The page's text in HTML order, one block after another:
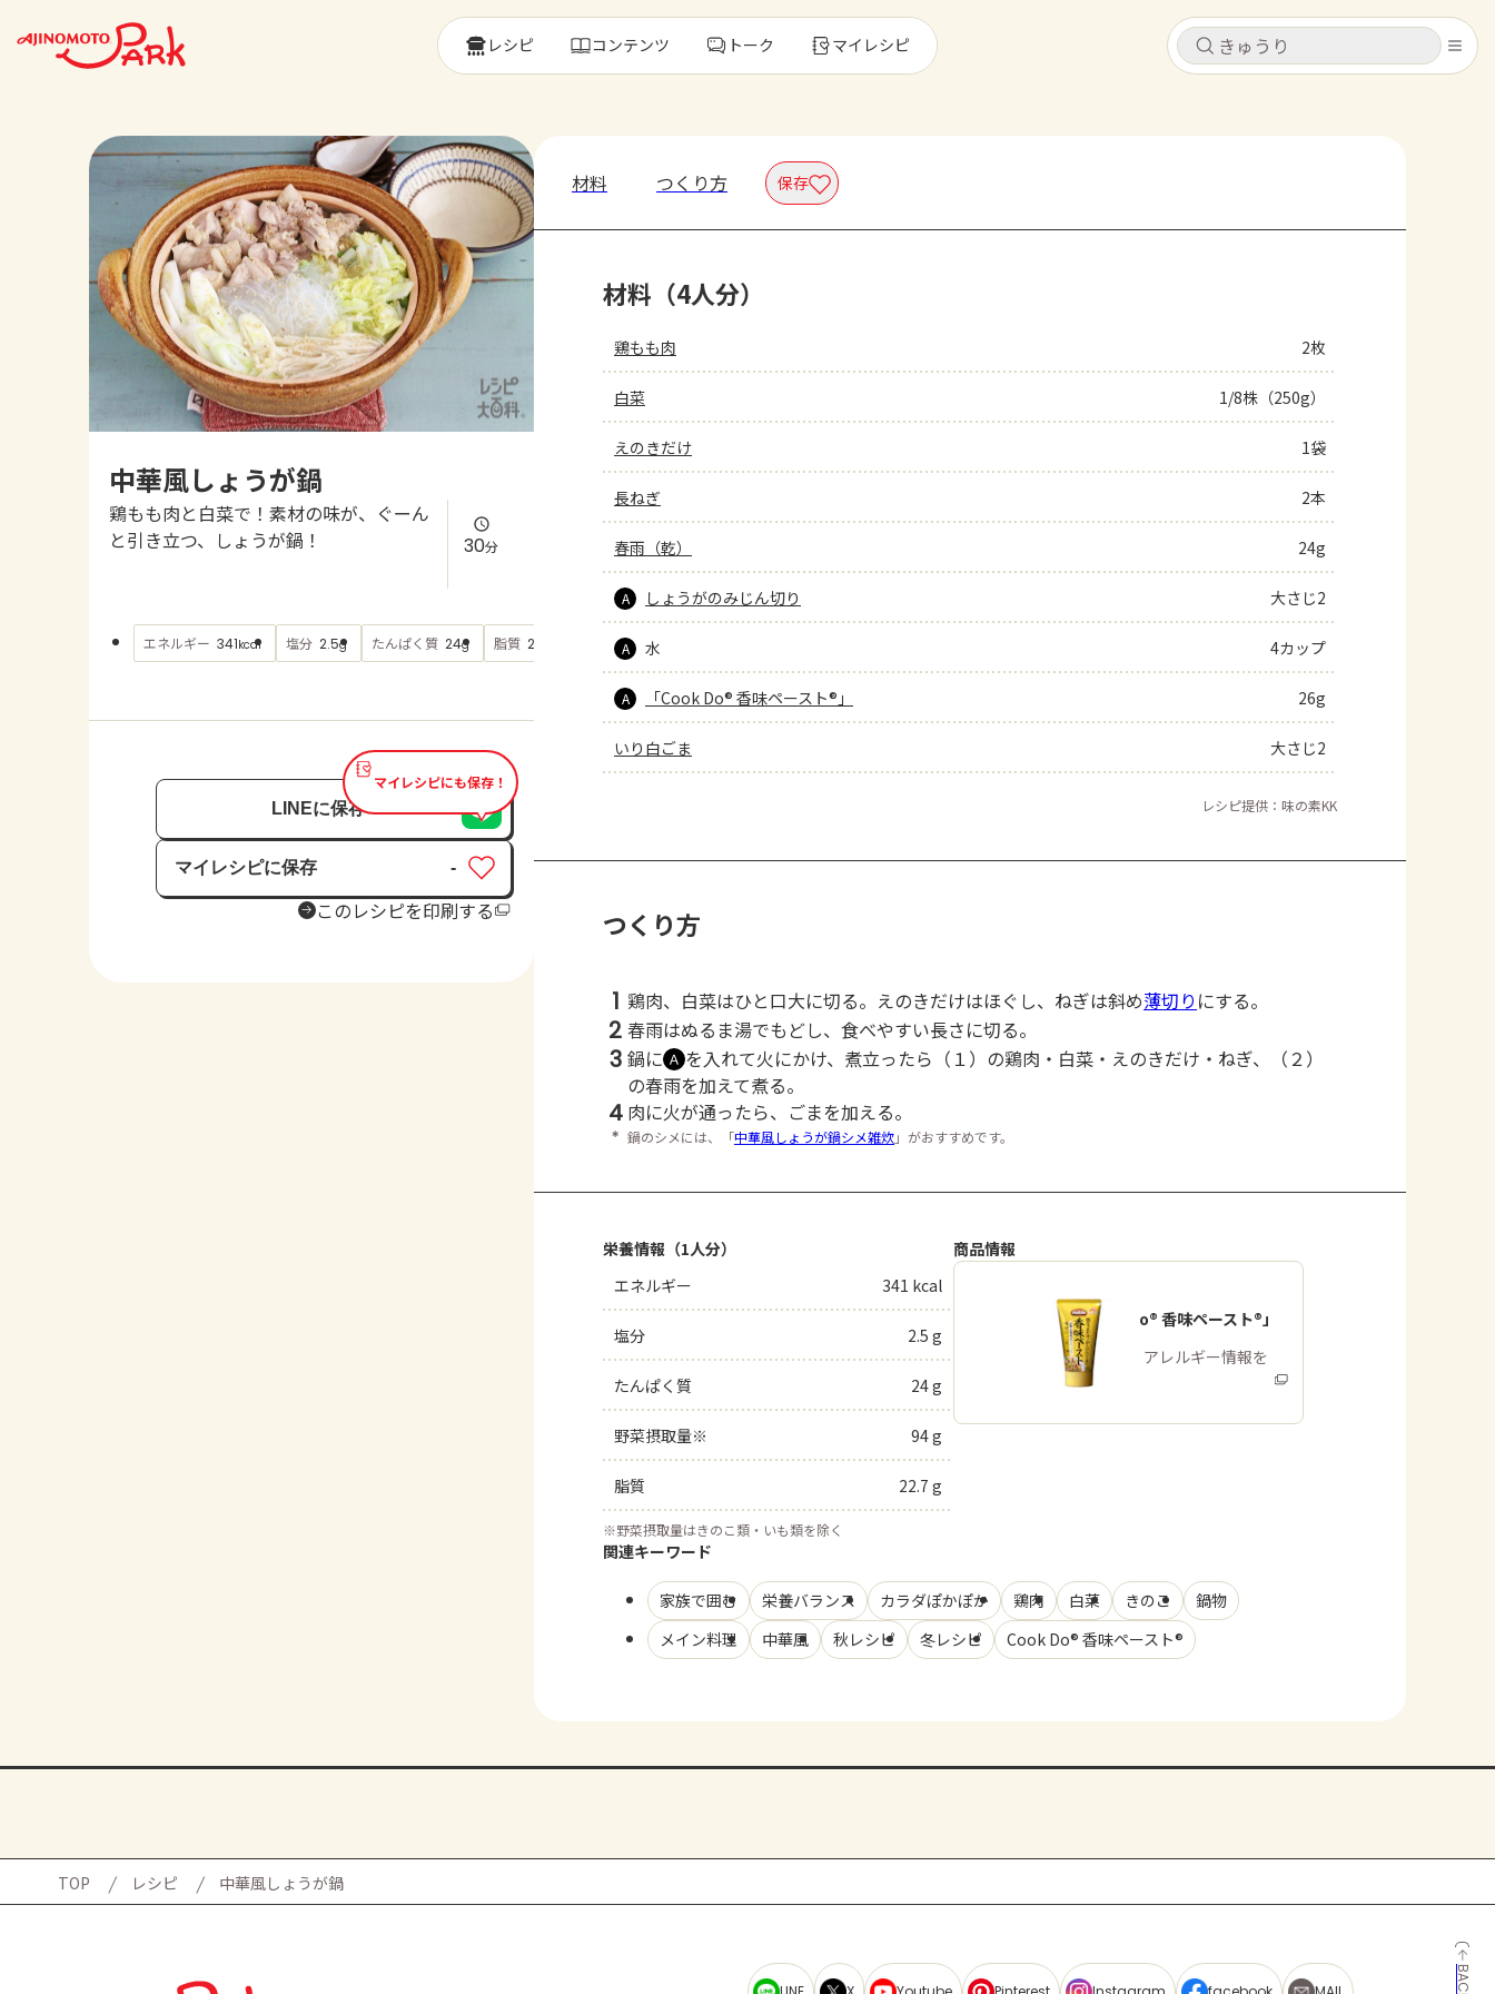
キャンセル
レシピ
トーク
よくあるお問い合わせ
AJINOMOTO PARK とは
キャンセル
レシピ コンテンツ トーク マイレシピ
中華風しょうが鍋
鶏もも肉と白菜で！素材の味が、ぐーん
と引き立つ、しょうが鍋！
30分
エネルギー 341kcal 塩分 2.5g たんぱく質 24g 脂質 22.7 もっと見る
マイレシピにも保存！
LINEに保存
マイレシピに保存
保存済み
-
このレシピを印刷する
材料 つくり方 保存
材料（4人分）
鶏もも肉 2枚
白菜 1/8株（250g）
えのきだけ 1袋
長ねぎ 2本
春雨（乾） 24g
A しょうがのみじん切り 大さじ2
A 水 4カップ
A 「Cook Do® 香味ペースト®」 26g
いり白ごま 大さじ2
レシピ提供：味の素KK
つくり方
1 鶏肉、白菜はひと口大に切る。えのきだけはほぐし、ねぎは斜め薄切り にする。
2 春雨はぬるま湯でもどし、食べやすい長さに切る。
3 鍋に Ａ を入れて火にかけ、煮立ったら（１）の鶏肉・白菜・えのきだけ・ねぎ、（２）
の春雨を加えて煮る。
4 肉に火が通ったら、ごまを加える。
＊ 鍋のシメには、「中華風しょうが鍋シメ雑炊」がおすすめです。
栄養情報（1人分）
エネルギー
341 kcal
塩分 2.5 g
たんぱく質 24 g
野菜摂取量※ 94 g
脂質 22.7 g
※野菜摂取量はきのこ類・いも類を除く
商品情報
「Cook Do® 香味ペースト®」
商品・アレルギー情報を
関連キーワード
家族で囲む 栄養バランス カラダぽかぽか 鶏肉 白菜 きのこ
鍋物
メイン料理
中華風 秋レシピ 冬レシピ Cook Do® 香味ペースト®
TOP レシピ 中華風しょうが鍋